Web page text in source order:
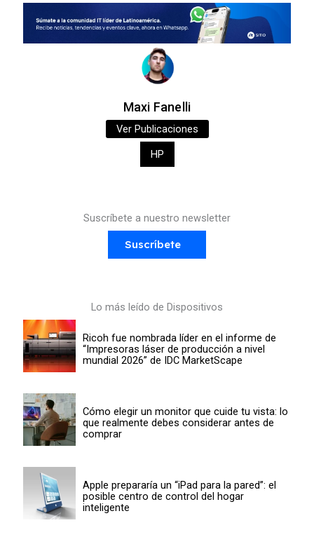
Maxi Fanelli
Ver Publicaciones
HP
Suscríbete a nuestro newsletter
Suscríbete
Lo más leído de Dispositivos
Ricoh fue nombrada líder en el informe de
“Impresoras láser de producción a nivel
mundial 2026” de IDC MarketScape
Cómo elegir un monitor que cuide tu vista: lo
que realmente debes considerar antes de
comprar
Apple prepararía un “iPad para la pared”: el
posible centro de control del hogar
inteligente